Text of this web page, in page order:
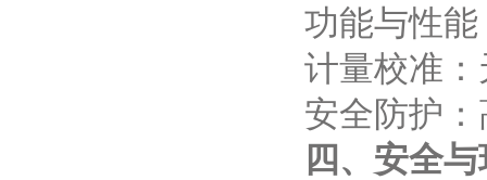
功能与性
计量校准
安全防护：
四、安全